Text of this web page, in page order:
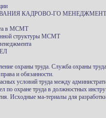
КАДРОВО-ГО
в МСМТ
структуры МСМТ
охраны труда. Служба охраны
и обязанности.
условий труда между
по охране труда в должностных
Исходные ма-териалы для